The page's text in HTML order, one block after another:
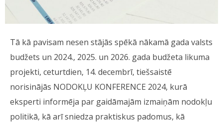
Tā kā pavisam nesen stājās spēkā nākamā gada valsts
budžets un 2024., 2025. un 2026. gada budžeta likuma
projekti, ceturtdien, 14. decembrī, tiešsaistē
norisinājās NODOKĻU KONFERENCE 2024, kurā
eksperti informēja par gaidāmajām izmaiņām nodokļu
politikā, kā arī sniedza praktiskus padomus, kā